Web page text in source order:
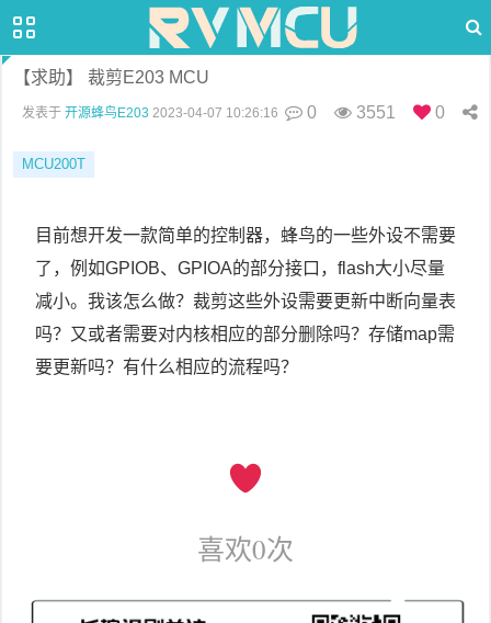
【求助】 裁剪E203 MCU
发表于 开源蜂鸟E203 2023-04-07 10:26:16 0 3551 0
MCU200T
目前想开发一款简单的控制器，蜂鸟的一些外设不需要
了，例如GPIOB、GPIOA的部分接口，flash大小尽量
减小。我该怎么做？裁剪这些外设需要更新中断向量表
吗？又或者需要对内核相应的部分删除吗？存储map需
要更新吗？有什么相应的流程吗？
喜欢0次